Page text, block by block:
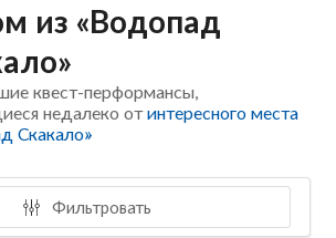
из «Водопад
квест-перформансы,
недалеко отинтересного места
Скакало»
Фильтровать